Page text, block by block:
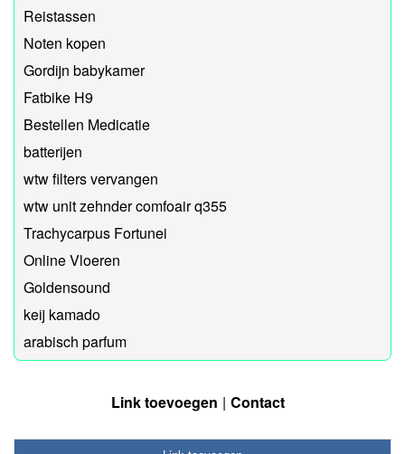
Reistassen
Noten kopen
Gordijn babykamer
Fatbike H9
Bestellen Medicatie
batterijen
wtw filters vervangen
wtw unit zehnder comfoair q355
Trachycarpus Fortunei
Online Vloeren
Goldensound
keij kamado
arabisch parfum
Link toevoegen Contact